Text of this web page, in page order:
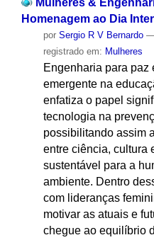
Mulheres &
Homenagem ao Dia
por Sergio R V Bernardo
registrado em: Mulheres
Engenharia para paz
emergente na
enfatiza o papel
tecnologia na
possibilitando assim
entre ciência, cultura
sustentável para a
ambiente. Dentro
com lideranças
motivar as atuais e
chegue ao equilíbrio